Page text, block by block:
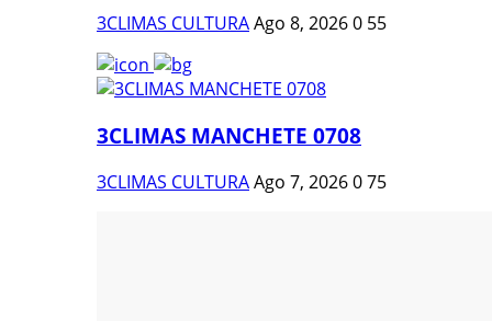
3CLIMAS CULTURAAgo 8, 20260 55
3CLIMAS MANCHETE 0708
3CLIMAS CULTURAAgo 7, 2026075